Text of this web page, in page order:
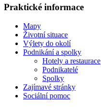
Praktické informace
Mapy
Životní situace
Výlety do okolí
Podnikání a spolky
Hotely a restaurace
Podnikatelé
Spolky
Zajímavé stránky
Sociální pomoc